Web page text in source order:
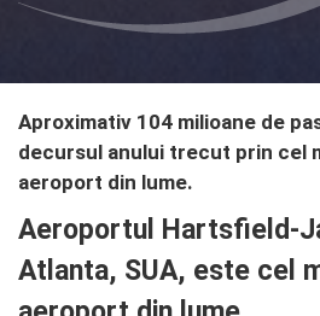
Aproximativ 104 milioane de
decursul anului trecut prin cel
aeroport din lume.
Aeroportul Hartsfield-
Atlanta, SUA, este cel